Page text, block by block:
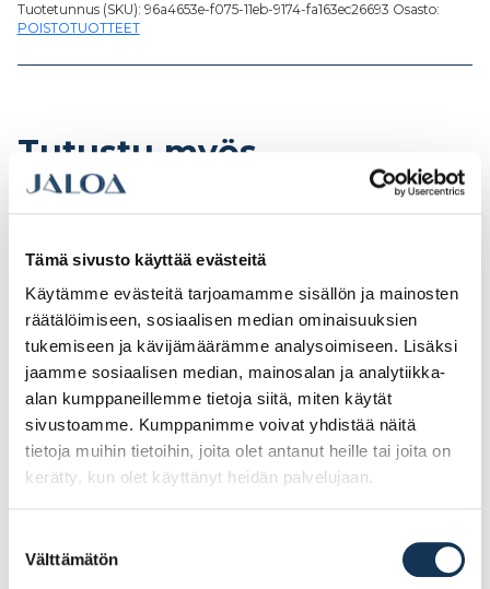
Tämä sivusto käyttää evästeitä
Käytämme evästeitä tarjoamamme sisällön ja mainosten
räätälöimiseen, sosiaalisen median ominaisuuksien
tukemiseen ja kävijämäärämme analysoimiseen. Lisäksi
jaamme sosiaalisen median, mainosalan ja analytiikka-
alan kumppaneillemme tietoja siitä, miten käytät
sivustoamme. Kumppanimme voivat yhdistää näitä
tietoja muihin tietoihin, joita olet antanut heille tai joita on
kerätty, kun olet käyttänyt heidän palvelujaan.
valinta
Välttämätön
Tuotetunnus (SKU): 96a4653e-f075-11eb-9174-fa163ec26693 Osasto:
POISTOTUOTTEET
Tutustu myös
3M Katkaisulaikka
Cubitron II 230x2x22,2
Tyrolit Katkaisulaikka
230/2,0/22,2mm Basic